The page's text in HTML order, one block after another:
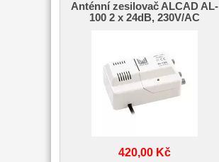
Anténní zesilovač ALCAD AL-
100 2 x 24dB, 230V/AC
420,00 Kč